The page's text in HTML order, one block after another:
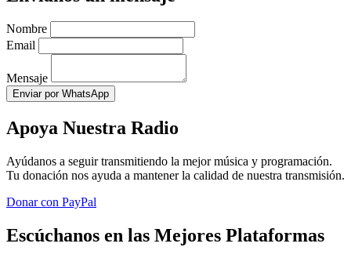
Nombre
Email
Mensaje
Enviar por WhatsApp
Apoya Nuestra Radio
Ayúdanos a seguir transmitiendo la mejor música y programación.
Tu donación nos ayuda a mantener la calidad de nuestra transmisión.
Donar con PayPal
Escúchanos en las Mejores Plataformas